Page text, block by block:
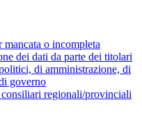
mancata o incompleta
dei dati da parte dei titolari
di amministrazione, di
governo
regionali/provinciali